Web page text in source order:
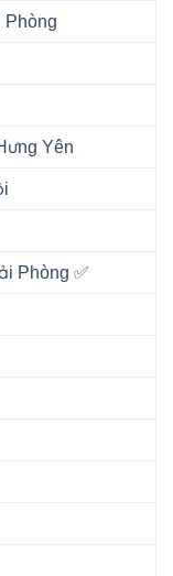
Phòng
Yên
Phòng ✅